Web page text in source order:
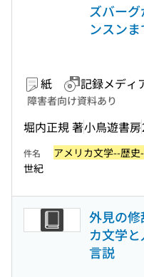
ズバー
ンスンま
紙 記録メディ
障害者向け資料あり
堀内正規 著小鳥遊書房
件名 アメリカ文学--歴
世紀
外見の修
カ文学
言説